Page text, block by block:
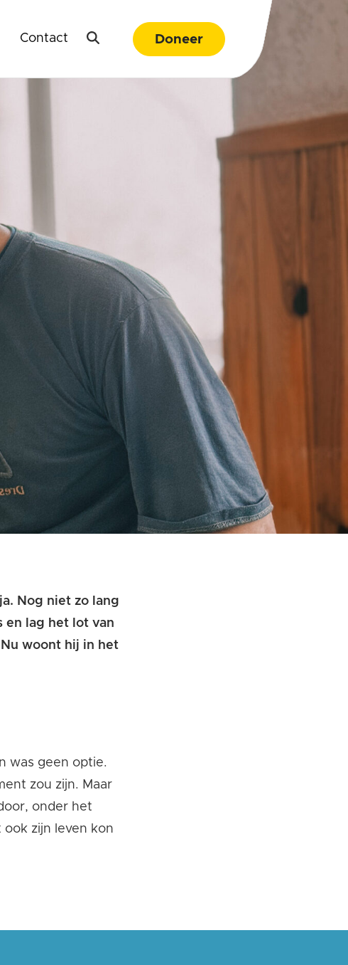
Contact Doneer
. Nog niet zo lang
en
lag het lot van
Nu woont hij in het
was geen optie.
zou zijn. Maar
onder het
ook zijn leven kon